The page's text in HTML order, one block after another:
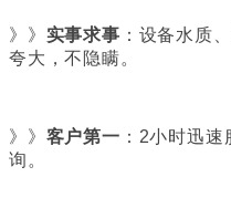
》》 实事求事 ：设备水质
夸大，不隐瞒。
》》 客户第一 ：2小时迅
询。